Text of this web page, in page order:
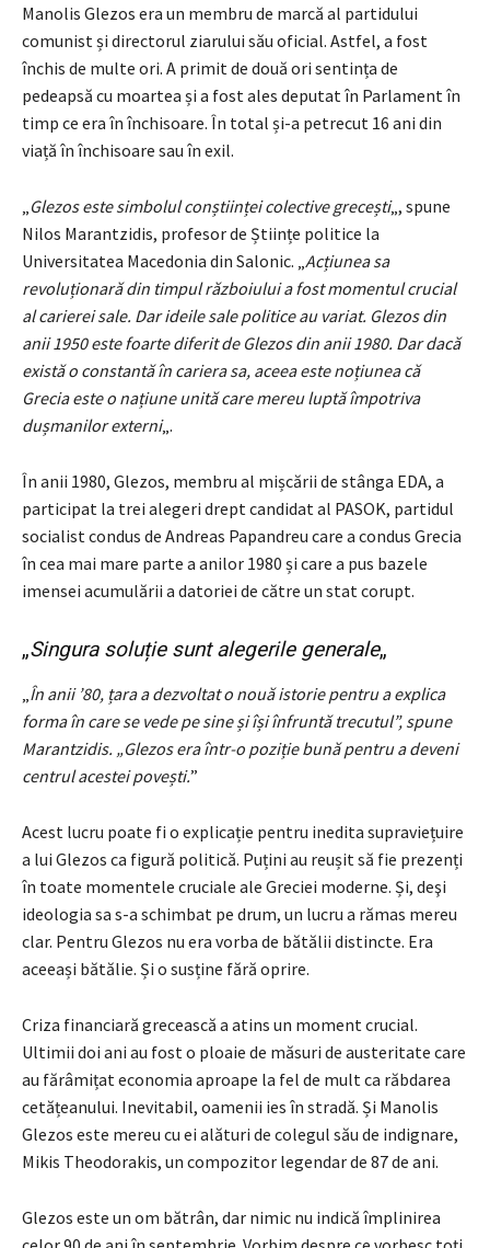
Manolis Glezos era un membru de marcă al partidului
comunist și directorul ziarului său oficial. Astfel, a fost
închis de multe ori. A primit de două ori sentința de
pedeapsă cu moartea și a fost ales deputat în Parlament în
timp ce era în închisoare. În total și-a petrecut 16 ani din
viață în închisoare sau în exil.
Glezos este simbolul conștiinței colective grecești„, spune
Nilos Marantzidis, profesor de Științe politice la
Universitatea Macedonia din Salonic. „ Acțiunea sa
revoluționară din timpul războiului a fost momentul crucial
al carierei sale. Dar ideile sale politice au variat. Glezos din
anii 1950 este foarte diferit de Glezos din anii 1980. Dar dacă
există o constantă în cariera sa, aceea este noțiunea că
Grecia este o națiune unită care mereu luptă împotriva
dușmanilor externi„.
În anii 1980, Glezos, membru al mișcării de stânga EDA, a
participat la trei alegeri drept candidat al PASOK, partidul
socialist condus de Andreas Papandreu care a condus Grecia
în cea mai mare parte a anilor 1980 și care a pus bazele
imensei acumulării a datoriei de către un stat corupt.
„Singura soluție sunt alegerile generale„
În anii ’80, țara a dezvoltat o nouă istorie pentru a explica
forma în care se vede pe sine și își înfruntă trecutul”, spune
Marantzidis. „Glezos era într-o poziție bună pentru a deveni
centrul acestei povești.”
Acest lucru poate fi o explicație pentru inedita supraviețuire
a lui Glezos ca figură politică. Puțini au reușit să fie prezenți
în toate momentele cruciale ale Greciei moderne. Și, deşi
ideologia sa s-a schimbat pe drum, un lucru a rămas mereu
clar. Pentru Glezos nu era vorba de bătălii distincte. Era
aceeași bătălie. Și o susține fără oprire.
Criza financiară grecească a atins un moment crucial.
Ultimii doi ani au fost o ploaie de măsuri de austeritate care
au fărâmițat economia aproape la fel de mult ca răbdarea
cetățeanului. Inevitabil, oamenii ies în stradă. Și Manolis
Glezos este mereu cu ei alături de colegul său de indignare,
Mikis Theodorakis, un compozitor legendar de 87 de ani.
Glezos este un om bătrân, dar nimic nu indică împlinirea